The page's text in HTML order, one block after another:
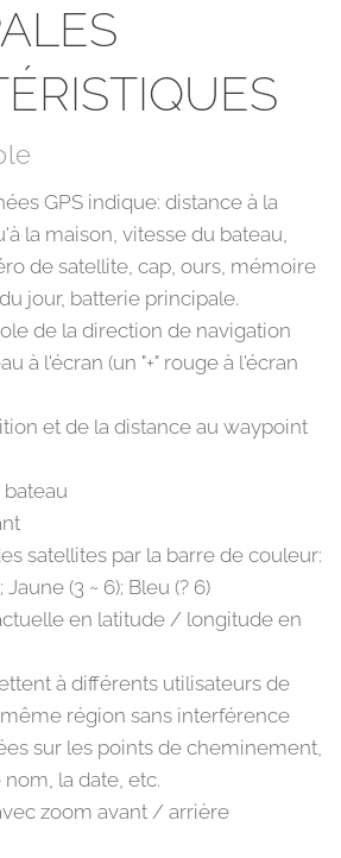
GPS indique: distance à la
la maison, vitesse du bateau,
de satellite, cap, ours, mémoire
jour, batterie principale.
de la direction de navigation
à l'écran (un "+" rouge à l'écran
et de la distance au waypoint
satellites par la barre de couleur:
(3 ~ 6); Bleu (? 6)
en latitude / longitude en
à différents utilisateurs de
région sans interférence
sur les points de cheminement,
la date, etc.
zoom avant / arrière